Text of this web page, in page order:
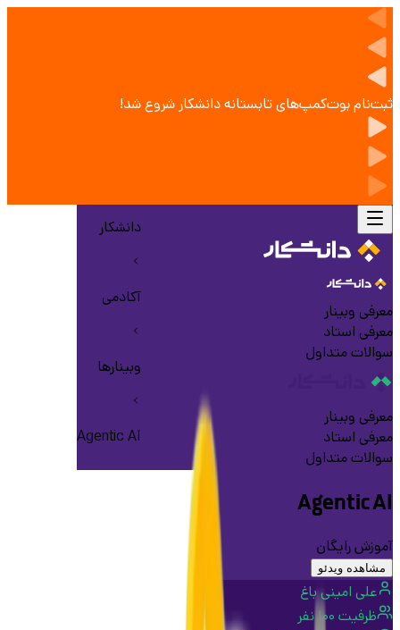
ثبت‌نام بوت‌کمپ‌های تابستانه دانشکار شروع شد!
معرفی وبینار
معرفی استاد
سوالات متداول
معرفی وبینار
معرفی استاد
سوالات متداول
دانشکار
آکادمی
وبینارها
Agentic AI
Agentic AI
آموزش رایگان
مشاهده ویدئو
علی امینی باغ
ظرفیت ۱۰۰ نفر